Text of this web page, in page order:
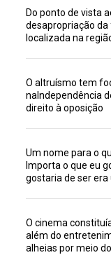
Do ponto de vista
desapropriação
localizada na
O altruísmo tem
naIndependência
direito à oposição
Um nome para o
Importa o que eu
gostaria de ser
O cinema
além do
alheias por meio